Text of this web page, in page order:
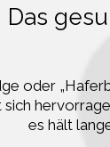
Das
oder
sich
es hält